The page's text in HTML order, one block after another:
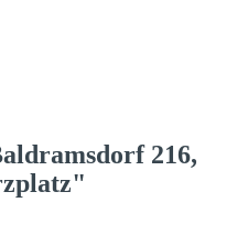
216,